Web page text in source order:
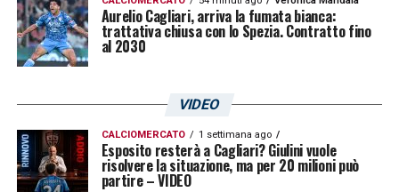
LA PLAYLIST DELLE NOSTRE TOP NEWS
Aurelio Cagliari, arriva la fumata bianca:
trattativa chiusa con lo Spezia. Contratto fino
al 2030
VIDEO
CALCIOMERCATO 1 settimana ago
Esposito resterà a Cagliari? Giulini vuole
risolvere la situazione, ma per 20 milioni può
partire – VIDEO